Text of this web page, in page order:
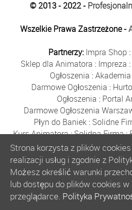
© 2013 - 2022 -
Wszelkie Prawa Zastrzeżone -
Partnerzy: Impra Shop :
Sklep dla Animatora : Impreza :
Ogłoszenia :
Darmowe Ogłoszenia :
Ogłoszenia : Portal
Darmowe Ogłoszenia
Płyn do Baniek: Solidne
Kurs Animatora:Solidna Firma:
Animator Czasu
Bezpłatne Ogłoszenia
Bańki Mydlane:
Szkolenie Animatorów:Kurs
Kurs Animatora
Kurs Animatora Poznań:
Strona korzysta z plików
realizacji usług i zgodnie z
Możesz określić warunki
lub dostępu do plików cookies w
przeglądarce. Polityka